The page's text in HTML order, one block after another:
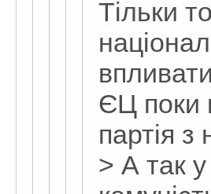
Тільки
ЄЦ поки
партія
> А так